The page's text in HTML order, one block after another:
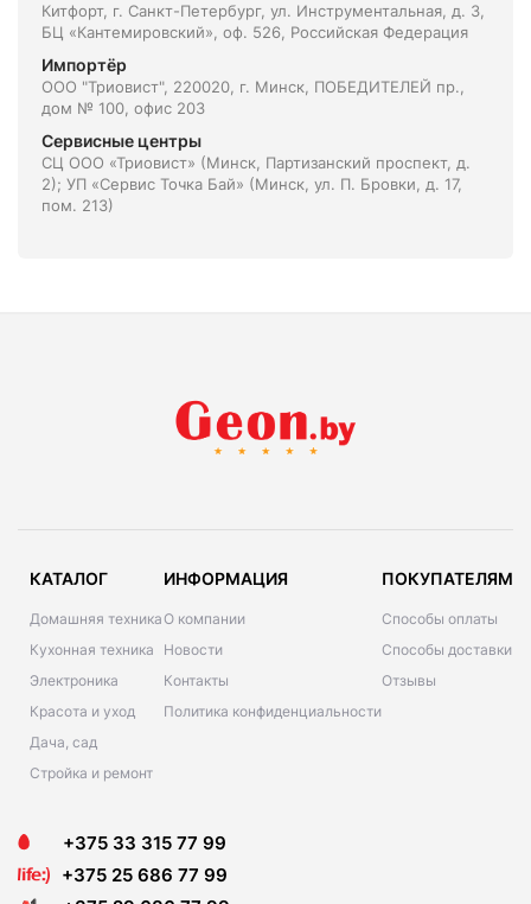
Китфорт, г. Санкт-Петербург, ул. Инструментальная, д. 3,
БЦ «Кантемировский», оф. 526, Российская Федерация
Импортёр
ООО "Триовист", 220020, г. Минск, ПОБЕДИТЕЛЕЙ пр.,
дом № 100, офис 203
Сервисные центры
СЦ ООО «Триовист» (Минск, Партизанский проспект, д.
2); УП «Сервис Точка Бай» (Минск, ул. П. Бровки, д. 17,
пом. 213)
КАТАЛОГ
Домашняя техника
Кухонная техника
Электроника
Красота и уход
Дача, сад
Стройка и ремонт
ИНФОРМАЦИЯ
О компании
Новости
Контакты
Политика конфиденциальности
ПОКУПАТЕЛЯМ
Способы оплаты
Способы доставки
Отзывы
+375 33 315 77 99
+375 25 686 77 99